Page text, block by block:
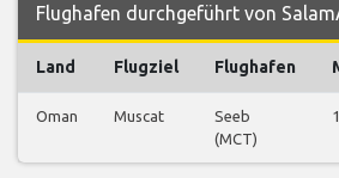
Flughafen durchgeführt von
Land Flugziel Flughafen
Oman Muscat
Seeb
(MCT)
1